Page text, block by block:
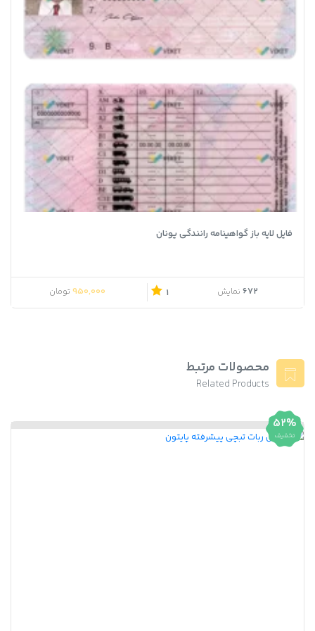
فایل لایه باز گواهینامه رانندگی یونان
672 نمایش 1
950,000تومان
محصولات مرتبط
Related Products
52%
تخفیف